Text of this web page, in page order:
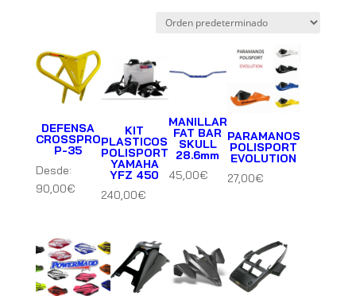
DEFENSA
CROSSPRO
P-35
Desde:
90,00€
KIT
PLASTICOS
POLISPORT
YAMAHA
YFZ 450
240,00€
MANILLAR
FAT BAR
SKULL
28.6mm
45,00€
PARAMANOS
POLISPORT
EVOLUTION
27,00€